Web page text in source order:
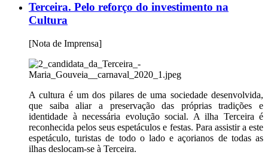
Terceira. Pelo reforço do investimento na
Cultura
[Nota de Imprensa]
A cultura é um dos pilares de uma sociedade desenvolvida,
que saiba aliar a preservação das próprias tradições e
identidade à necessária evolução social. A ilha Terceira é
reconhecida pelos seus espetáculos e festas. Para assistir a este
espetáculo, turistas de todo o lado e açorianos de todas as
ilhas deslocam-se à Terceira.